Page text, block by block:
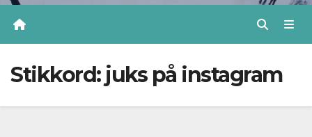
Stikkord: juks på instagram